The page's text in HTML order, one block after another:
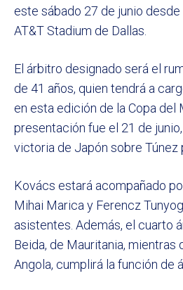
este sábado 27 de junio desde
AT&T Stadium de Dallas.
El árbitro designado será el
de 41 años, quien tendrá a
en esta edición de la Copa del
presentación fue el 21 de
victoria de Japón sobre Túnez
Kovács estará acompañado
Mihai Marica y Ferencz
asistentes. Además, el cuarto
Beida, de Mauritania, mientras
Angola, cumplirá la función de